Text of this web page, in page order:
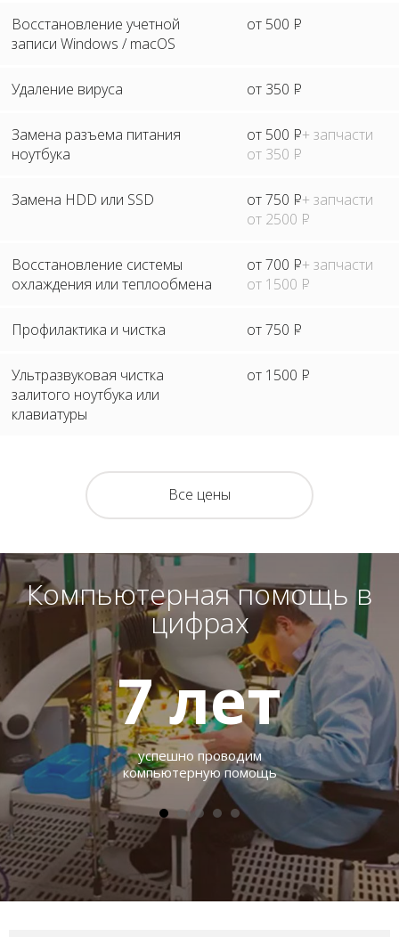
Восстановление учетной
записи Windows / macOS
от 500 Р
Удаление вируса от 350 Р
Замена разъема питания
ноутбука
от 500 Р+ запчасти
от 350 Р
Замена HDD или SSD от 750 Р+ запчасти
от 2500 Р
Восстановление системы
охлаждения или теплообмена
от 700 Р+ запчасти
от 1500 Р
Профилактика и чистка от 750 Р
Ультразвуковая чистка
залитого ноутбука или
клавиатуры
от 1500 Р
Все цены
Компьютерная помощь в
цифрах
7лет
успешно проводим
компьютерную помощь